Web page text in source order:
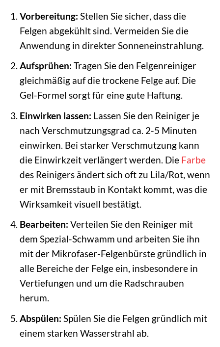
Vorbereitung: Stellen Sie sicher, dass die
Felgen abgekühlt sind. Vermeiden Sie die
Anwendung in direkter Sonneneinstrahlung.
Aufsprühen: Tragen Sie den Felgenreiniger
gleichmäßig auf die trockene Felge auf. Die
Gel-Formel sorgt für eine gute Haftung.
Einwirken lassen: Lassen Sie den Reiniger je
nach Verschmutzungsgrad ca. 2-5 Minuten
einwirken. Bei starker Verschmutzung kann
die Einwirkzeit verlängert werden. Die Farbe
des Reinigers ändert sich oft zu Lila/Rot, wenn
er mit Bremsstaub in Kontakt kommt, was die
Wirksamkeit visuell bestätigt.
Bearbeiten: Verteilen Sie den Reiniger mit
dem Spezial-Schwamm und arbeiten Sie ihn
mit der Mikrofaser-Felgenbürste gründlich in
alle Bereiche der Felge ein, insbesondere in
Vertiefungen und um die Radschrauben
herum.
Abspülen: Spülen Sie die Felgen gründlich mit
einem starken Wasserstrahl ab.